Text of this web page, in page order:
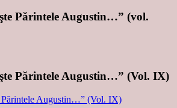
Părintele Augustin…” (vol.
Părintele Augustin…” (Vol. IX)